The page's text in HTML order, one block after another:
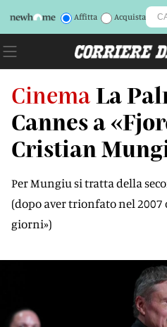
Affitta Acquista
Cinema La
Cannes a
Cristian
Per Mungiu si tratta della
(dopo aver trionfato nel 2007
giorni»)